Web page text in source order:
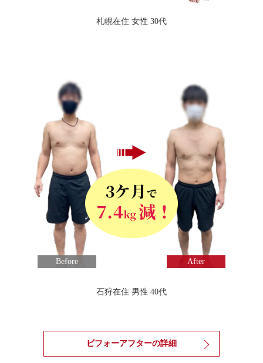
札幌在住 女性 30代
Before After
石狩在住 男性 40代
ビフォーアフターの詳細